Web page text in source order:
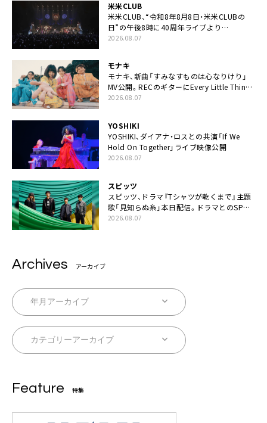
米米CLUB
米米CLUB、“令和8年8月8日・米米CLUBの
日”の午後8時に40周年ライブより
「FANtachy medley」を88年限定公開
2026.08.07
モナキ
モナキ、新曲「すみなすものは心なりけり」
MV公開。RECのギターにEvery Little Thing・
伊藤一朗参加も
2026.08.07
YOSHIKI
YOSHIKI、ダイアナ・ロスとの共演「If We
Hold On Together」ライブ映像公開
2026.08.07
スピッツ
スピッツ、ドラマ『Tシャツが乾くまで』主題
歌「見知らぬ糸」本日配信。ドラマとのSPコ
ラボムービー公開も
2026.08.07
Archives アーカイブ
Feature 特集